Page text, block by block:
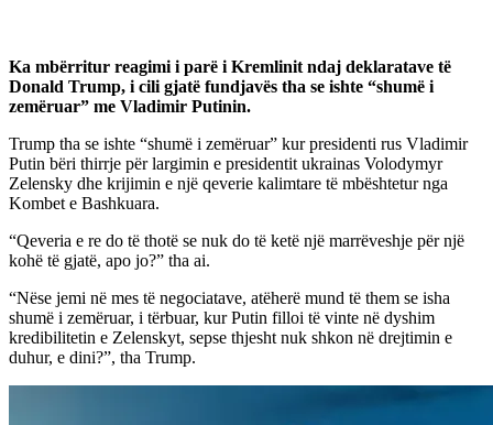
Ka mbërritur reagimi i parë i Kremlinit ndaj deklaratave të
Donald Trump, i cili gjatë fundjavës tha se ishte “shumë i
zemëruar” me Vladimir Putinin.
Trump tha se ishte “shumë i zemëruar” kur presidenti rus Vladimir
Putin bëri thirrje për largimin e presidentit ukrainas Volodymyr
Zelensky dhe krijimin e një qeverie kalimtare të mbështetur nga
Kombet e Bashkuara.
“Qeveria e re do të thotë se nuk do të ketë një marrëveshje për një
kohë të gjatë, apo jo?” tha ai.
“Nëse jemi në mes të negociatave, atëherë mund të them se isha
shumë i zemëruar, i tërbuar, kur Putin filloi të vinte në dyshim
kredibilitetin e Zelenskyt, sepse thjesht nuk shkon në drejtimin e
duhur, e dini?”, tha Trump.